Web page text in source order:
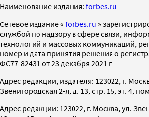
Наименование издания: forbes.ru
Cетевое издание « forbes.ru »
службой по надзору в сфере связи,
технологий и массовых коммуникаций,
номер и дата принятия решения о
ФС77-82431 от 23 декабря 2021 г.
Адрес редакции, издателя: 123022, г.
Звенигородская 2-я, д. 13, стр. 15, эт. 4,
Адрес редакции: 123022, г. Москва, ул.